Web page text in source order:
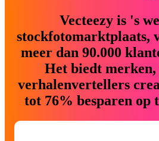
Vecteezy is 's
stockfotomarktplaats,
meer dan 90.000
Het biedt merken,
verhalenvertellers
tot 76% besparen op